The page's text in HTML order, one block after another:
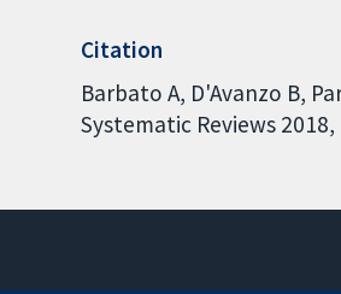
Citation
Barbato A, D'Avanzo B,
Systematic Reviews 2018,